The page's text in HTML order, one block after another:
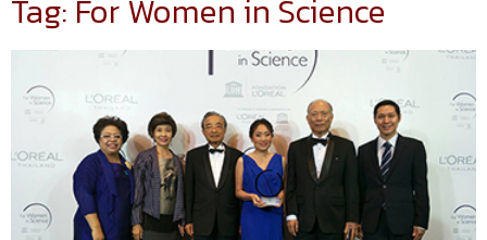
Tag: For Women in Science